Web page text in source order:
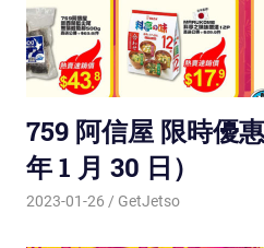
759 阿信屋 限時優
年 1 月 30 日）
2023-01-26 GetJetso